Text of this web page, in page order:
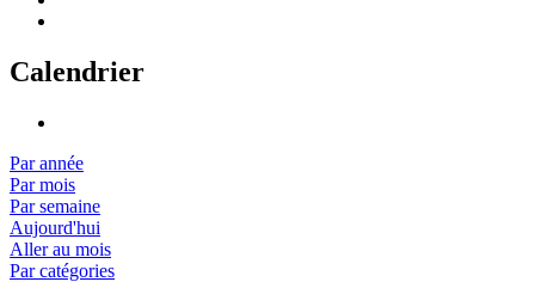
Calendrier
Par année
Par mois
Par semaine
Aujourd'hui
Aller au mois
Par catégories